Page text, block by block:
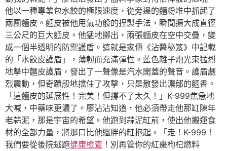
他以一種專業包水餃的極限速度，從旁邊的麵粉堆中抓起了
兩團麵皮。麵皮被他用氣功般的捏製手法，瞬間擴大成直徑
三公尺的巨大麵皮。他猛地擲出，兩張麵皮在空中交疊，變
成一個半透明的防禦護盾。這就是家傳《沾醬秘笈》中記載
的「水餃皮護盾」，薄韌而充滿彈性。藍色離子炮光束猛烈
地擊中麵皮護盾，發出了一聲像是汽水開蓋的聲音。護盾劇
烈震動，但奇蹟般地擋住了攻擊，只是散發出濃郁的麵香。
「這麵皮的延展性！完美！但撐不了太久！」K-999焦急地
大喊，中藥味更濃了。廖沾沾知道，他必須帶走他那缸陳年
老蒜泥，那是宇宙的希望。他跑到蒜泥缸前，使出他搬運食
材的全部力量，將那口比他還胖的缸抱起。「走！K-999！
我們要從後院逃跑健康檢查 ！別再管你的紅棗枸杞燃料